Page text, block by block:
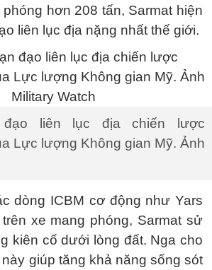
hơn 208 tấn, Sarmat hiện
liên lục địa nặng nhất thế giới.
liên lục địa chiến lược
Lực lượng Không gian Mỹ. Ảnh
dòng ICBM cơ động như Yars
xe mang phóng, Sarmat sử
kiên cố dưới lòng đất. Nga cho
giúp tăng khả năng sống sót